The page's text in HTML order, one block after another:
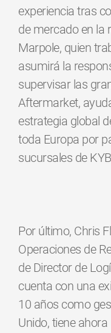
experiencia tras
de mercado en la
Marpole, quien
asumirá la
supervisar las
Aftermarket,
estrategia global
toda Europa por
sucursales de
Por último, Chris
Operaciones de
de Director de
cuenta con una
10 años como
Unido, tiene